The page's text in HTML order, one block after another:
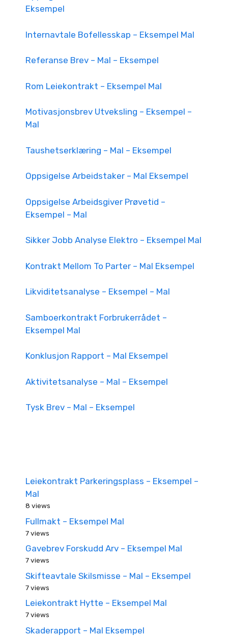
Eksempel
Internavtale Bofellesskap – Eksempel Mal
Referanse Brev – Mal – Eksempel
Rom Leiekontrakt – Eksempel Mal
Motivasjonsbrev Utveksling – Eksempel –
Mal
Taushetserklæring – Mal – Eksempel
Oppsigelse Arbeidstaker – Mal Eksempel
Oppsigelse Arbeidsgiver Prøvetid –
Eksempel – Mal
Sikker Jobb Analyse Elektro – Eksempel Mal
Kontrakt Mellom To Parter – Mal Eksempel
Likviditetsanalyse – Eksempel – Mal
Samboerkontrakt Forbrukerrådet –
Eksempel Mal
Konklusjon Rapport – Mal Eksempel
Aktivitetsanalyse – Mal – Eksempel
Tysk Brev – Mal – Eksempel
Leiekontrakt Parkeringsplass – Eksempel –
Mal
8 views
Fullmakt – Eksempel Mal
7 views
Gavebrev Forskudd Arv – Eksempel Mal
7 views
Skifteavtale Skilsmisse – Mal – Eksempel
7 views
Leiekontrakt Hytte – Eksempel Mal
7 views
Skaderapport – Mal Eksempel